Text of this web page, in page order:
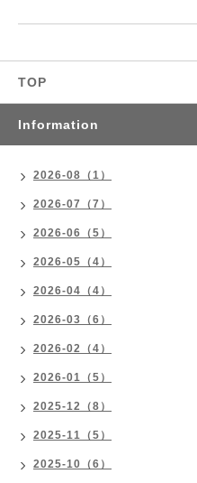
TOP
Information
2026-08（1）
2026-07（7）
2026-06（5）
2026-05（4）
2026-04（4）
2026-03（6）
2026-02（4）
2026-01（5）
2025-12（8）
2025-11（5）
2025-10（6）